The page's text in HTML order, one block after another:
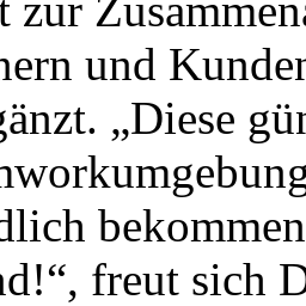
und
„Diese
freut sich